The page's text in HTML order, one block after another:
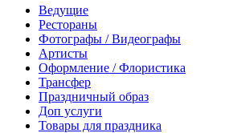
Ведущие
Рестораны
Фотографы / Видеографы
Артисты
Оформление / Флористика
Трансфер
Праздничный образ
Доп услуги
Товары для праздника